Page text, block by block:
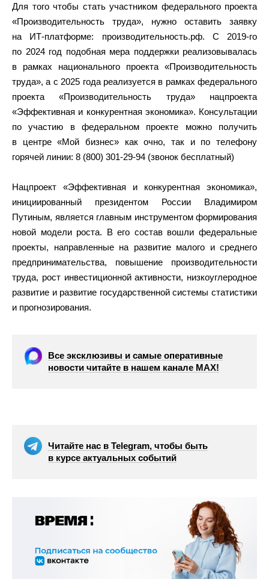
Для того чтобы стать участником федерального проекта
«Производительность труда», нужно оставить заявку
на ИТ-платформе: производительность.рф. С 2019-го
по 2024 год подобная мера поддержки реализовывалась
в рамках национального проекта «Производительность
труда», а с 2025 года реализуется в рамках федерального
проекта «Производительность труда» нацпроекта
«Эффективная и конкурентная экономика». Консультации
по участию в федеральном проекте можно получить
в центре «Мой бизнес» как очно, так и по телефону
горячей линии: 8 (800) 301-29-94 (звонок бесплатный)
Нацпроект «Эффективная и конкурентная экономика»,
инициированный президентом России Владимиром
Путиным, является главным инструментом формирования
новой модели роста. В его состав вошли федеральные
проекты, направленные на развитие малого и среднего
предпринимательства, повышение производительности
труда, рост инвестиционной активности, низкоуглеродное
развитие и развитие государственной системы статистики
и прогнозирования.
Все эксклюзивы и самые оперативные
новости читайте в нашем канале МАХ!
Читайте нас в Telegram, чтобы быть
в курсе актуальных событий